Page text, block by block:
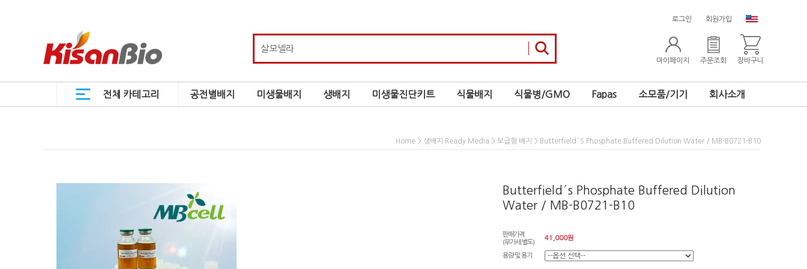
로그인 회원가입
마이페이지 주문조회 장바구니
전체 카테고리 공전별배지 미생물배지 생배지 미생물진단키트 식물배지 식물병/GMO Fapas 소모품/기기 회사소개
Home > 생배지 Ready Media > 보급형 배지 > Butterfield′s Phosphate Buffered Dilution Water / MB-B0721-B10
Butterfield′s Phosphate Buffered Dilution
Water / MB-B0721-B10
판매가격
(부가세 별도)
41,000원
용량 및 용기